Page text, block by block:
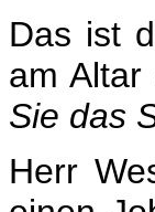
Das ist
am Altar
Sie das
Herr